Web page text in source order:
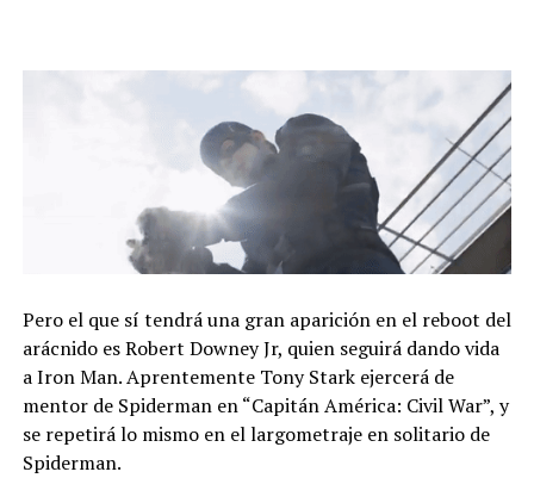
Pero el que sí tendrá una gran aparición en el reboot del
arácnido es Robert Downey Jr, quien seguirá dando vida
a Iron Man. Aprentemente Tony Stark ejercerá de
mentor de Spiderman en “Capitán América: Civil War”, y
se repetirá lo mismo en el largometraje en solitario de
Spiderman.